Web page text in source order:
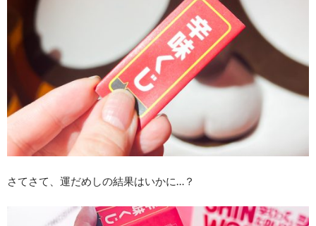
さてさて、運だめしの結果はいかに…？